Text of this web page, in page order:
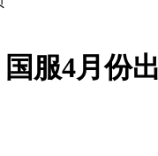
国服4月份